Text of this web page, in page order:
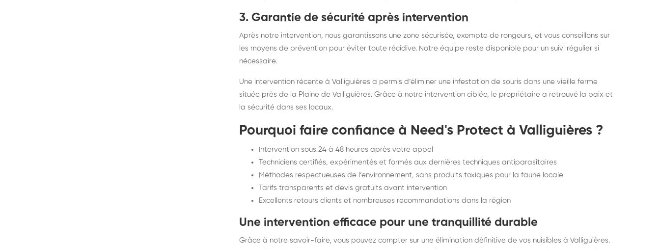
3. Garantie de sécurité après intervention
Après notre intervention, nous garantissons une zone sécurisée, exempte de rongeurs, et vous conseillons sur
les moyens de prévention pour éviter toute récidive. Notre équipe reste disponible pour un suivi régulier si
nécessaire.
Une intervention récente à Valliguières a permis d’éliminer une infestation de souris dans une vieille ferme
située près de la Plaine de Valliguières. Grâce à notre intervention ciblée, le propriétaire a retrouvé la paix et
la sécurité dans ses locaux.
Pourquoi faire confiance à Need's Protect à Valliguières ?
Intervention sous 24 à 48 heures après votre appel
Techniciens certifiés, expérimentés et formés aux dernières techniques antiparasitaires
Méthodes respectueuses de l’environnement, sans produits toxiques pour la faune locale
Tarifs transparents et devis gratuits avant intervention
Excellents retours clients et nombreuses recommandations dans la région
Une intervention efficace pour une tranquillité durable
Grâce à notre savoir-faire, vous pouvez compter sur une élimination définitive de vos nuisibles à Valliguières.